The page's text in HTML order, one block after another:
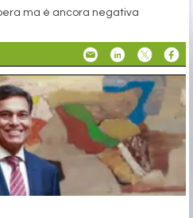
ma è ancora negativa